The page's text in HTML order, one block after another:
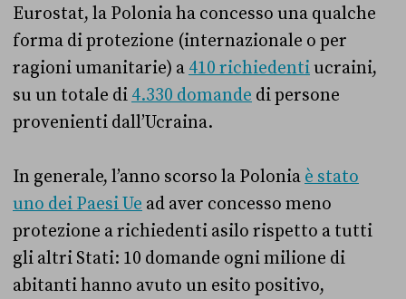
Eurostat, la Polonia ha concesso una qualche
forma di protezione (internazionale o per
ragioni umanitarie) a 410 richiedentiucraini,
su un totale di 4.330 domande di persone
provenienti dall’Ucraina.
In generale, l’anno scorso la Polonia è stato
uno dei Paesi Ue ad aver concesso meno
protezione a richiedenti asilo rispetto a tutti
gli altri Stati: 10 domande ogni milione di
abitanti hanno avuto un esito positivo,